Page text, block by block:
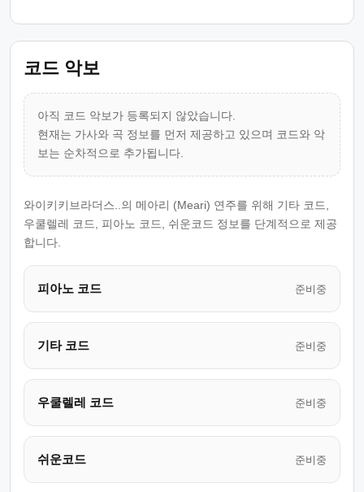
코드 악보
아직 코드 악보가 등록되지 않았습니다.
현재는 가사와 곡 정보를 먼저 제공하고 있으며 코드와 악
보는 순차적으로 추가됩니다.
와이키키브라더스..의 메아리 (Meari) 연주를 위해 기타 코드,
우쿨렐레 코드, 피아노 코드, 쉬운코드 정보를 단계적으로 제공
합니다.
피아노 코드 준비중
기타 코드 준비중
우쿨렐레 코드 준비중
쉬운코드 준비중